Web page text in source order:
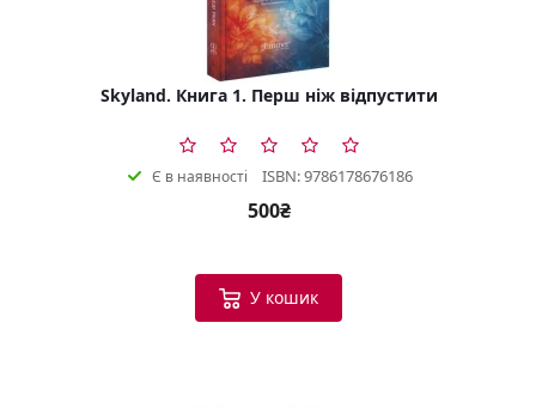
Skyland. Книга 1. Перш ніж відпустити
Є в наявності ISBN: 9786178676186
500₴
У кошик